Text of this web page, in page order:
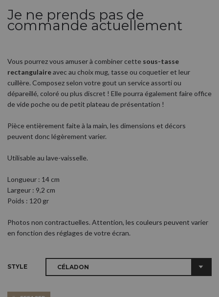
Je ne prends pas de
commande actuellement
Vous pourrez vous amuser à combiner cette sous-tasse
rectangulaireavec au choix mug, tasse ou coquetier et leur
cuillère. Composez selon votre gout un service assorti ou
dépareillé, coloré ou plus discret ! Elle pourra également faire office
de vide poche ou de petit plateau de présentation !
Pièce entièrement faite à la main, les dimensions et décors
peuvent donc légèrement varier.
Utilisable au lave-vaisselle.
Longueur : 14 cm
Largeur : 9,2 cm
Poids : 120 gr
Photos non contractuelles. Attention, les couleurs peuvent varier
en fonction des réglages de votre écran.
STYLE